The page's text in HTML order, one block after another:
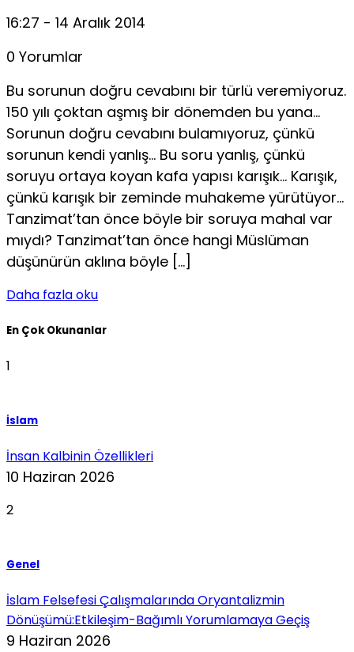
16:27 - 14 Aralık 2014
0 Yorumlar
Bu sorunun doğru cevabını bir türlü veremiyoruz.
150 yılı çoktan aşmış bir dönemden bu yana…
Sorunun doğru cevabını bulamıyoruz, çünkü
sorunun kendi yanlış… Bu soru yanlış, çünkü
soruyu ortaya koyan kafa yapısı karışık… Karışık,
çünkü karışık bir zeminde muhakeme yürütüyor…
Tanzimat’tan önce böyle bir soruya mahal var
mıydı? Tanzimat’tan önce hangi Müslüman
düşünürün aklına böyle […]
Daha fazla oku
En Çok Okunanlar
1
İslam
İnsan Kalbinin Özellikleri
10 Haziran 2026
2
Genel
İslam Felsefesi Çalışmalarında Oryantalizmin
Dönüşümü:Etkileşim-Bağımlı Yorumlamaya Geçiş
9 Haziran 2026